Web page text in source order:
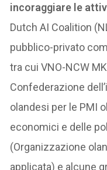
incoraggiare le
Dutch AI Coalition
pubblico-privato
tra cui VNO-NCW
Confederazione
olandesi per le PMI
economici e delle
(Organizzazione
applicata) e alcune